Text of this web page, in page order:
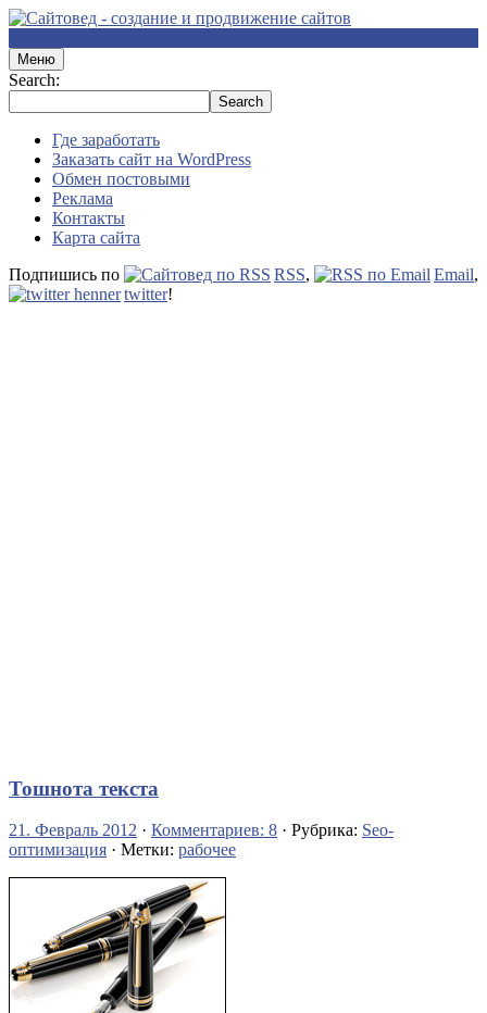
Меню
Search:
Где заработать
Заказать сайт на WordPress
Обмен постовыми
Реклама
Контакты
Карта сайта
Подпишись по
RSS, Email,
twitter!
Тошнота текста
21. Февраль 2012 · Комментариев: 8 · Рубрика: Seo-
оптимизация · Метки: рабочее